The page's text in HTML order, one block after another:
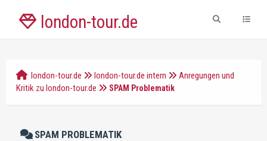
london-tour.de
london-tour.de london-tour.de intern
Anregungen und
Kritik zu london-tour.de
SPAM Problematik
SPAM PROBLEMATIK